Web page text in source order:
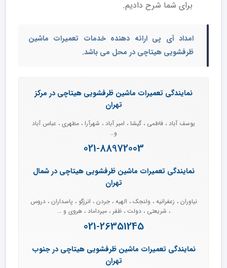
برای شما شرح دادیم.
امداد آی پی ارائه دهنده خدمات تعمیرات ماشین
ظرفشویی هیتاچی در محل می باشد.
نمایندگی تعمیرات ماشین ظرفشویی هیتاچی در مرکز
تهران
یوسف آباد ، فاطمی ، گیشا ، امیر آباد ، شهرآرا ، مطهری ، عباس آباد
و…
021-88972003
نمایندگی تعمیرات ماشین ظرفشویی هیتاچی در شمال
تهران
نیاوران ، زعفرانیه ، ولنجک ، الهیه ، جردن ، انرزگو ، پاسداران ، دروس
، شریعتی ، دولت ، ظفر ، میرداماد ، هروی و …
021-26351245
نمایندگی تعمیرات ماشین ظرفشویی هیتاچی در جنوب
تهران